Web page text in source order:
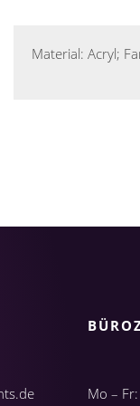
Material: Acryl;
Mo – Fr: